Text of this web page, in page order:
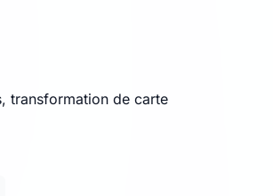
transformation de carte